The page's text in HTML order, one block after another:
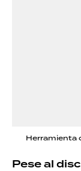
Herramienta
Pese al